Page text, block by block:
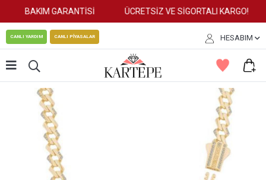
BAKIM GARANTİSİ ÜCRETSİZ VE SİGORTALI KARGO!
CANLI YARDIM CANLI PİYASALAR HESABIM